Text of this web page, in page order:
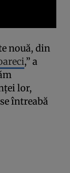
nouă, din
,” a
lor,
întreabă